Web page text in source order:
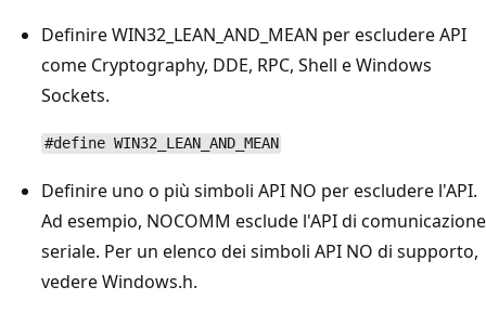
Definire WIN32_LEAN_AND_MEAN per escludere API
come Cryptography, DDE, RPC, Shell e Windows
Sockets.
#define WIN32_LEAN_AND_MEAN
Definire uno o più simboli API NO per escludere l'API.
Ad esempio, NOCOMM esclude l'API di comunicazione
seriale. Per un elenco dei simboli API NO di supporto,
vedere Windows.h.